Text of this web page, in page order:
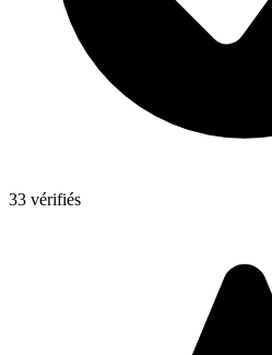
33 vérifiés